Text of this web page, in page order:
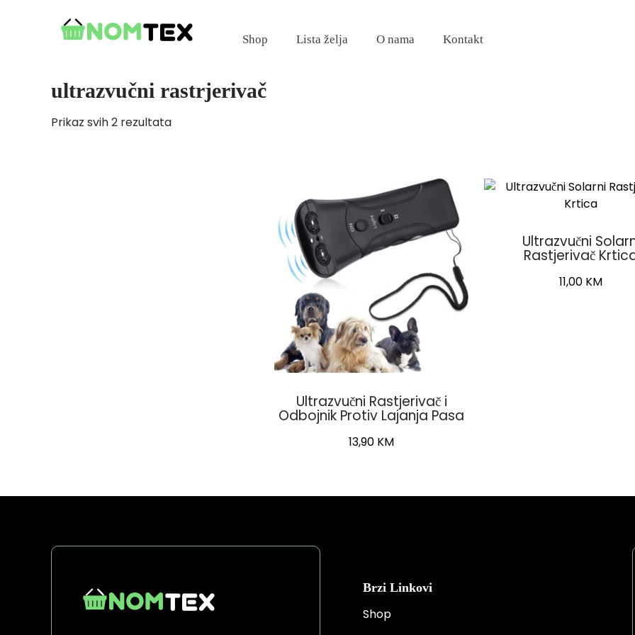
Shop Lista želja O nama Kontakt
ultrazvučni rastrjerivač
Prikaz svih 2 rezultata
Ultrazvučni Rastjerivač i
Odbojnik Protiv Lajanja Pasa
13,90 KM
Ultrazvučni
Rastjerivač
11,00 KM
Brzi Linkovi
Shop